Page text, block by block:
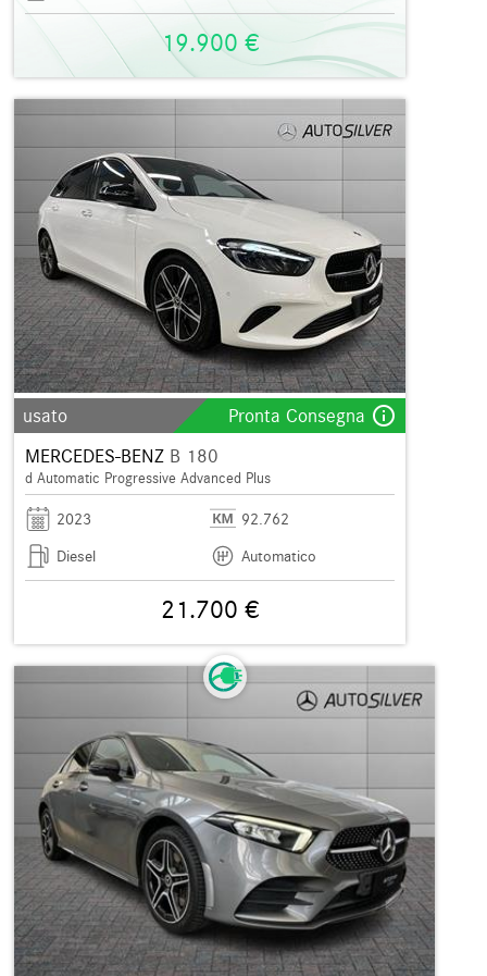
19.900 €
usato Pronta Consegna info_outline
MERCEDES-BENZ B 180
d Automatic Progressive Advanced Plus
2023
92.762
Diesel
Automatico
21.700 €